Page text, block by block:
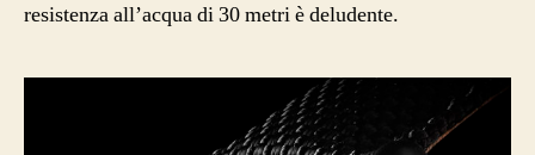
resistenza all’acqua di 30 metri è deludente.